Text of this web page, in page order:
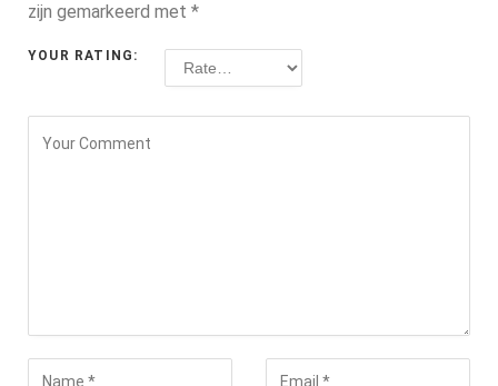
zijn gemarkeerd met *
YOUR RATING: